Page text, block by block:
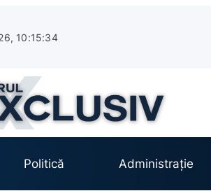
10:15:35
Politică Administrație